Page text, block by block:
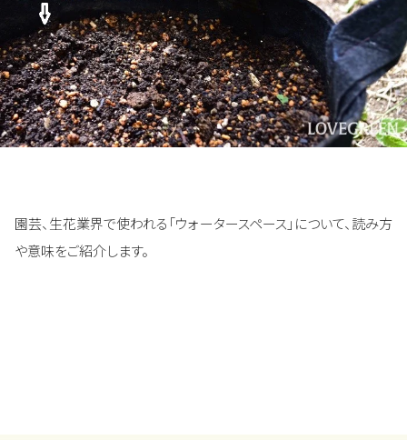
園芸、生花業界で使われる「ウォータースペース」について、読み方
や意味をご紹介します。